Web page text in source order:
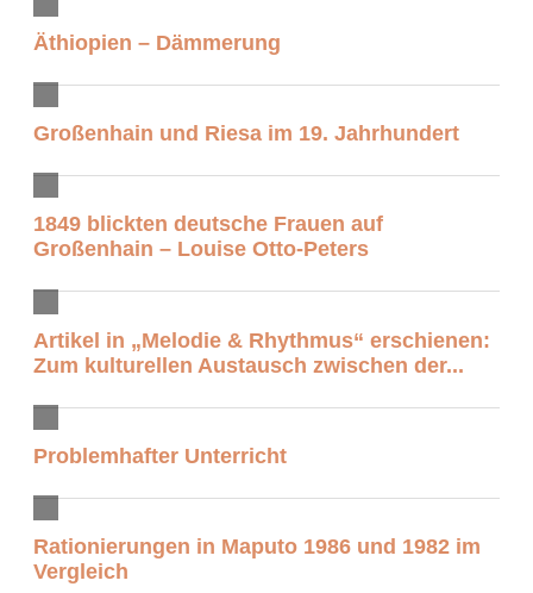
Äthiopien – Dämmerung
Großenhain und Riesa im 19. Jahrhundert
1849 blickten deutsche Frauen auf
Großenhain – Louise Otto-Peters
Artikel in „Melodie & Rhythmus“ erschienen:
Zum kulturellen Austausch zwischen der...
Problemhafter Unterricht
Rationierungen in Maputo 1986 und 1982 im
Vergleich